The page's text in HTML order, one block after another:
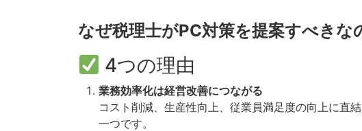
なぜ税理士がPC対策を提案すべきな
4つの理由
業務効率化は経営改善につながる
コスト削減、生産性向上、従業員満足度の向上に直
一つです。